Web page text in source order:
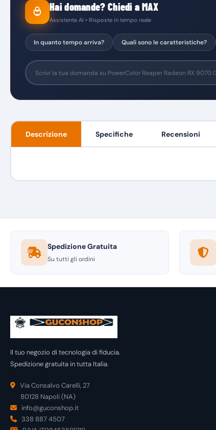
Hai domande? Chiedi a MAX
Assistente AI • Risposte in tempo reale
In quanto tempo arriva? Quali sono le caratteristiche?
Descrizione Specifiche Recensioni
Spedizione Gratuita
Su tutti gli ordini
Il tuo negozio di tecnologia di fiducia.
Spedizione gratuita in tutta Italia.
Via Consalvo Carelli, 27
80128 Napoli (NA)
info@guconshop.it
338 887 4507